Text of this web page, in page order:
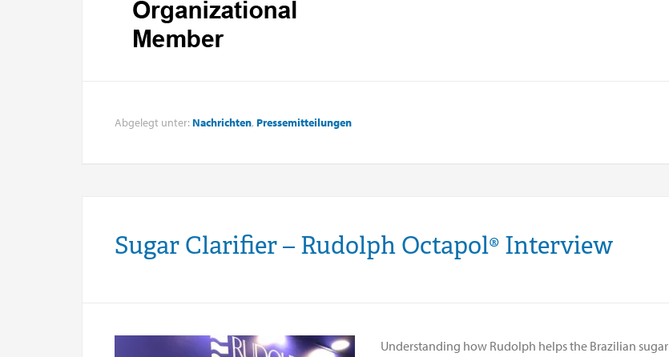
Abgelegt unter: Nachrichten, Pressemitteilungen
Sugar Clarifier – Rudolph Octapol® Interview
Understanding how Rudolph helps the Brazilian sugar